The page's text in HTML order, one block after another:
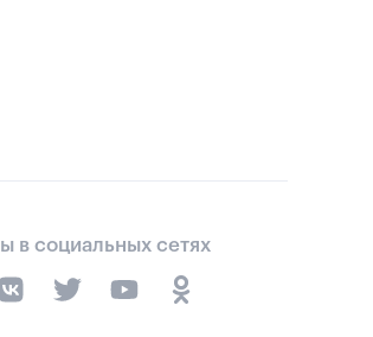
в социальных сетях